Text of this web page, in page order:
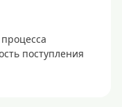
поступления